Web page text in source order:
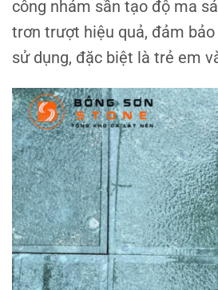
công nhám sần tạo độ ma
trơn trượt hiệu quả, đảm
sử dụng, đặc biệt là trẻ em